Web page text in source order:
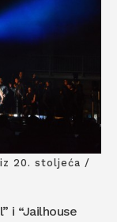
20. stoljeća /
i “Jailhouse